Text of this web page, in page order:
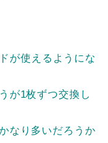
が使えるようにな
が1枚ずつ交換し
なり多いだろうか